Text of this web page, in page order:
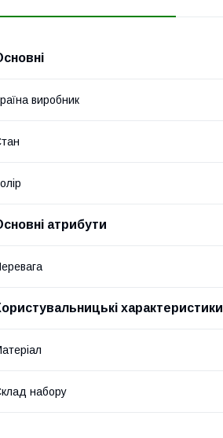
виробник
атрибути
характеристики
набору